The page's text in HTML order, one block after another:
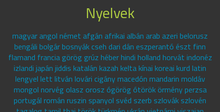
Nyelvek
magyar angol német afgán afrikai albán arab azeri belorusz
bengáli bolgár bosnyák cseh dari dán eszperantó észt finn
flamand francia görög grúz héber hindi holland horvát indonéz
izlandi japán jiddis katalán kazah kelta kínai koreai kurd latin
lengyel lett litván lovári cigány macedón mandarin moldáv
mongol norvég olasz orosz ógörög ótörök örmény perzsa
portugál román ruszin spanyol svéd szerb szlovák szlovén